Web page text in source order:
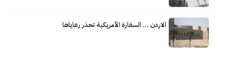
الاردن … السفارة الأمريكية تحذر رعاياها